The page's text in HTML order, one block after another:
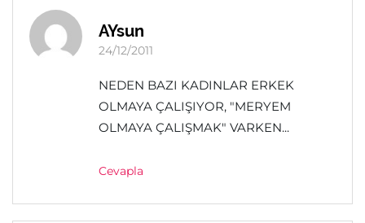
AYsun
24/12/2011
NEDEN BAZI KADINLAR ERKEK
OLMAYA ÇALIŞIYOR, "MERYEM
OLMAYA ÇALIŞMAK" VARKEN...
Cevapla